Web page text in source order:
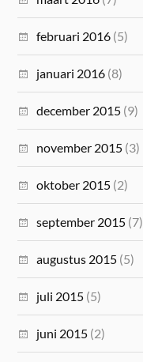
februari 2016 (5)
januari 2016 (8)
december 2015 (9)
november 2015 (3)
oktober 2015 (2)
september 2015 (7)
augustus 2015 (5)
juli 2015 (5)
juni 2015 (2)